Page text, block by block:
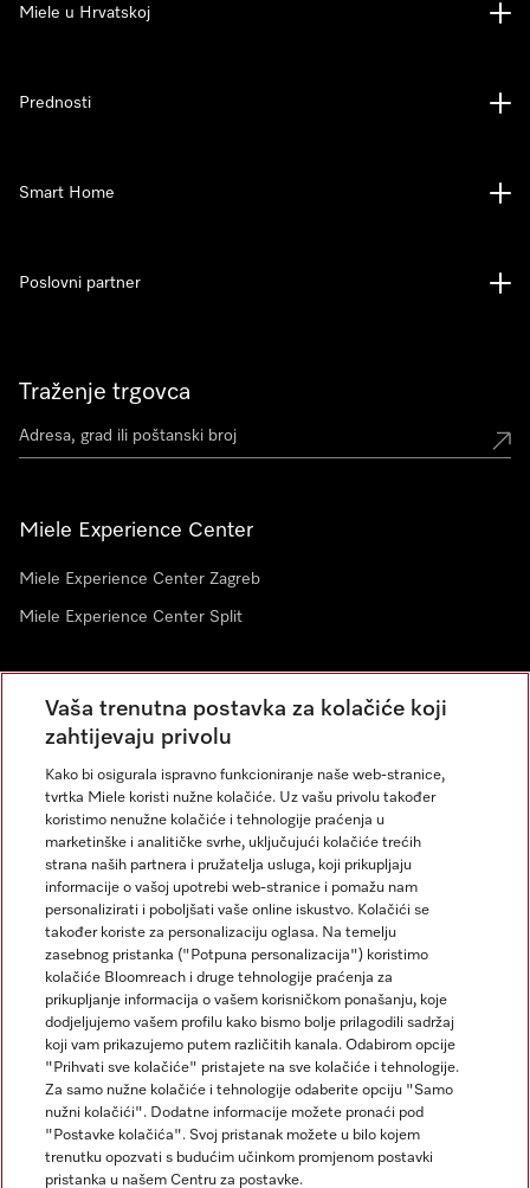
Traženje trgovca
Miele Experience Center
Miele Experience Center Zagreb
Miele Experience Center Split
Newsletter
Miele u Hrvatskoj
Prednosti
Smart Home
Poslovni partner
Impresum
Opći uvjeti
Zaštita podataka
Uvjeti Korištenja
Miele na Instagramu
Miele na Facebooku
Vaša trenutna postavka za kolačiće koji
zahtijevaju privolu
Kako bi osigurala ispravno funkcioniranje naše web-stranice,
tvrtka Miele koristi nužne kolačiće. Uz vašu privolu također
koristimo nenužne kolačiće i tehnologije praćenja u
marketinške i analitičke svrhe, uključujući kolačiće trećih
strana naših partnera i pružatelja usluga, koji prikupljaju
informacije o vašoj upotrebi web-stranice i pomažu nam
personalizirati i poboljšati vaše online iskustvo. Kolačići se
također koriste za personalizaciju oglasa. Na temelju
zasebnog pristanka ("Potpuna personalizacija") koristimo
kolačiće Bloomreach i druge tehnologije praćenja za
prikupljanje informacija o vašem korisničkom ponašanju, koje
dodjeljujemo vašem profilu kako bismo bolje prilagodili sadržaj
koji vam prikazujemo putem različitih kanala. Odabirom opcije
"Prihvati sve kolačiće" pristajete na sve kolačiće i tehnologije.
Za samo nužne kolačiće i tehnologije odaberite opciju "Samo
nužni kolačići". Dodatne informacije možete pronaći pod
"Postavke kolačića". Svoj pristanak možete u bilo kojem
trenutku opozvati s budućim učinkom promjenom postavki
pristanka u našem Centru za postavke.